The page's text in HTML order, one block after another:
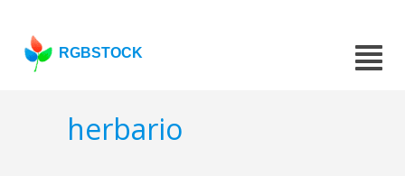
RGBSTOCK
herbario